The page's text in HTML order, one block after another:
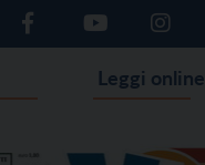
Leggi online